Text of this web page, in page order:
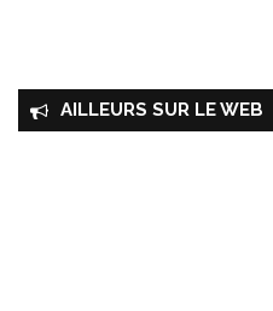
AILLEURS SUR LE WEB